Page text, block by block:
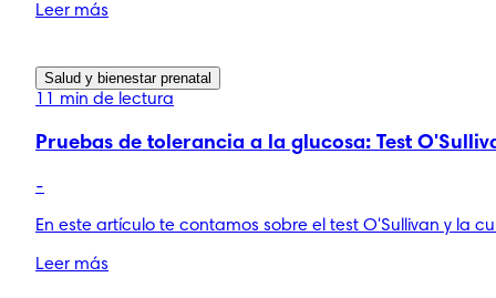
Leer más
Salud y bienestar prenatal
11 min de lectura
Pruebas de tolerancia a la glucosa: Test
-
En este artículo te contamos sobre el test O'Sullivan y la
Leer más